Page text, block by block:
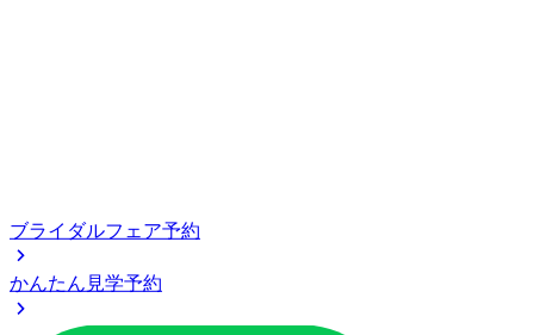
ブライダルフェア予約
かんたん見学予約